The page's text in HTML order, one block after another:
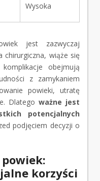
Wysoka
jest zazwyczaj
chirurgiczna, wiąże się
obejmują
z zamykaniem
powieki, utratę
Dlategoważne jest
potencjalnych
podjęciem decyzji o
korzyści